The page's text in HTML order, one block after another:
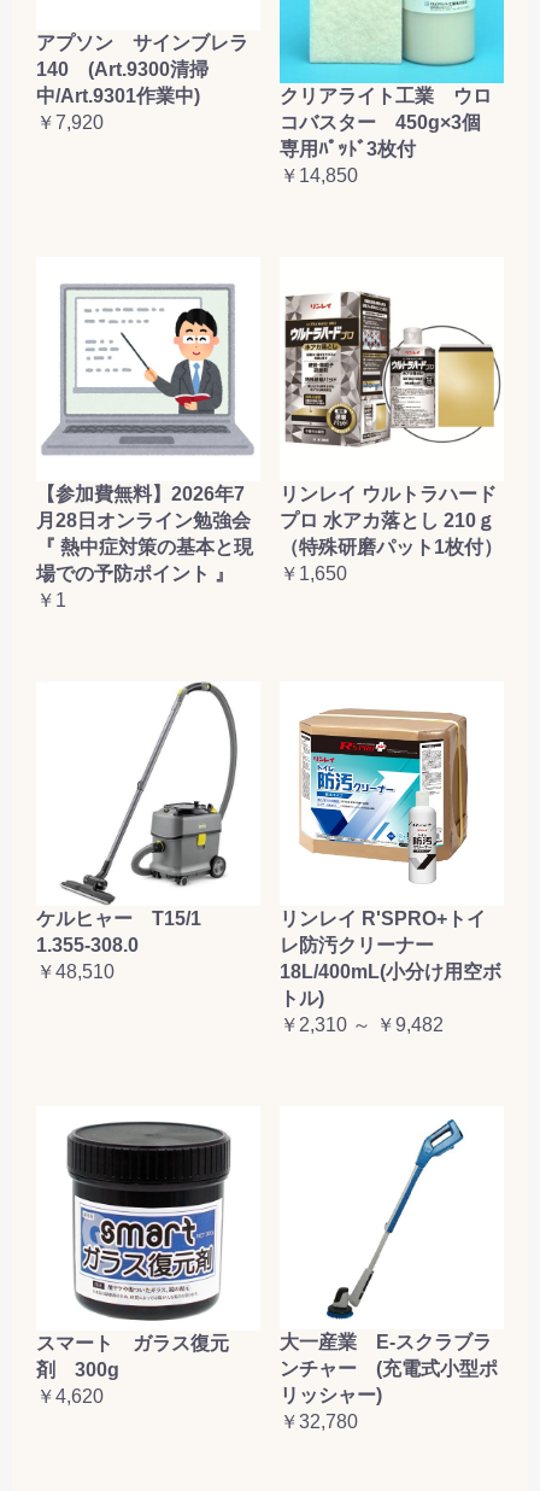
アプソン サインブレラ
140 (Art.9300清掃
中/Art.9301作業中)
￥7,920
クリアライト工業 ウロ
コバスター 450g×3個
専用ﾊﾟｯﾄﾞ3枚付
￥14,850
【参加費無料】2026年7
月28日オンライン勉強会
『 熱中症対策の基本と現
場での予防ポイント 』
￥1
リンレイ ウルトラハード
プロ 水アカ落とし 210ｇ
（特殊研磨パット1枚付）
￥1,650
ケルヒャー T15/1
1.355-308.0
￥48,510
リンレイ R'SPRO+トイ
レ防汚クリーナー
18L/400mL(小分け用空ボ
トル)
￥2,310 ～ ￥9,482
スマート ガラス復元
剤 300g
￥4,620
大一産業 E-スクラブラ
ンチャー (充電式小型ポ
リッシャー)
￥32,780